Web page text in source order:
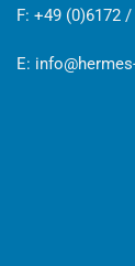
F: +49 (0)6172
E: